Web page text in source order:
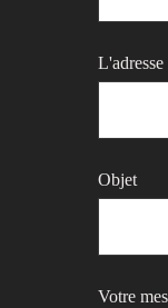
Objet
Votre